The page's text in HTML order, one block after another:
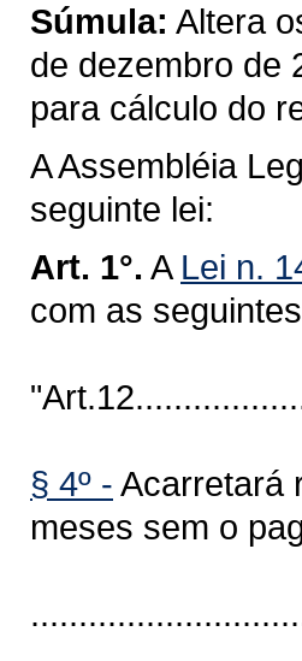
Súmula: Altera
de dezembro de
para cálculo do
A Assembléia
seguinte lei:
Art. 1°. A Lei n.
com as
§ 4º - Acarretará
meses sem o